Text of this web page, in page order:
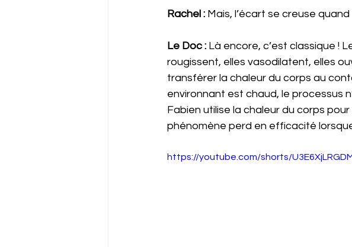
Rachel : Mais, l’écart se creuse quand
Le Doc : Là encore, c’est classique !
rougissent, elles vasodilatent, elles
transférer la chaleur du corps au
environnant est chaud, le processus
Fabien utilise la chaleur du corps pour
phénomène perd en efficacité
https://youtube.com/shorts/